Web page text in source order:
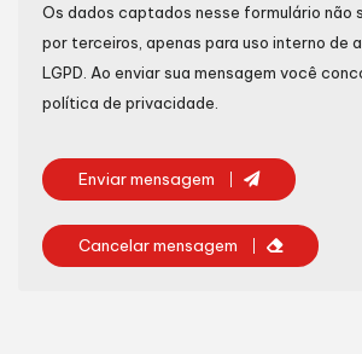
Os dados captados nesse formulário não
por terceiros, apenas para uso interno de
LGPD . Ao enviar sua mensagem você
política de privacidade.
Enviar mensagem
Cancelar mensagem